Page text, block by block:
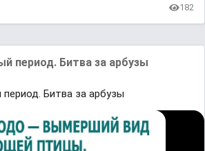
182
период. Битва за арбузы
Битва за арбузы